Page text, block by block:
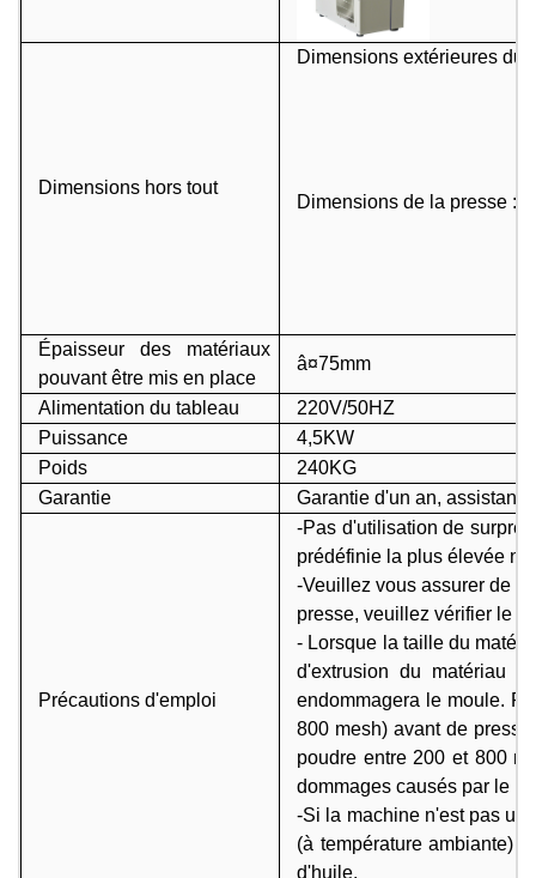
Dimensions hors tout
Dimensions extérieures du
Dimensions de la presse :
Épaisseur des matériaux
pouvant être mis en place
â¤75mm
Alimentation du tableau
220V/50HZ
Puissance
4,5KW
Poids
240KG
Garantie
Garantie d'un an,
Précautions d'emploi
-Pas d'utilisation de
prédéfinie la plus élevée
-Veuillez vous assurer de
presse, veuillez vérifier le
- Lorsque la taille du
d'extrusion du matériau
endommagera le moule.
800 mesh) avant de
poudre entre 200 et 800
dommages causés par le
-Si la machine n'est pas
(à température ambiante)
d'huile.